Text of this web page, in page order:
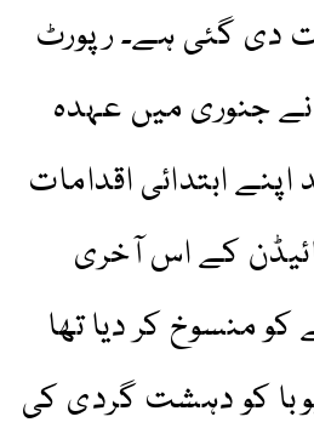
دی گئی ہے۔ رپورٹ
جنوری میں عہدہ
ابتدائی اقدامات
کے اس آخری
منسوخ کر دیا تھا
کو دہشت گردی کی